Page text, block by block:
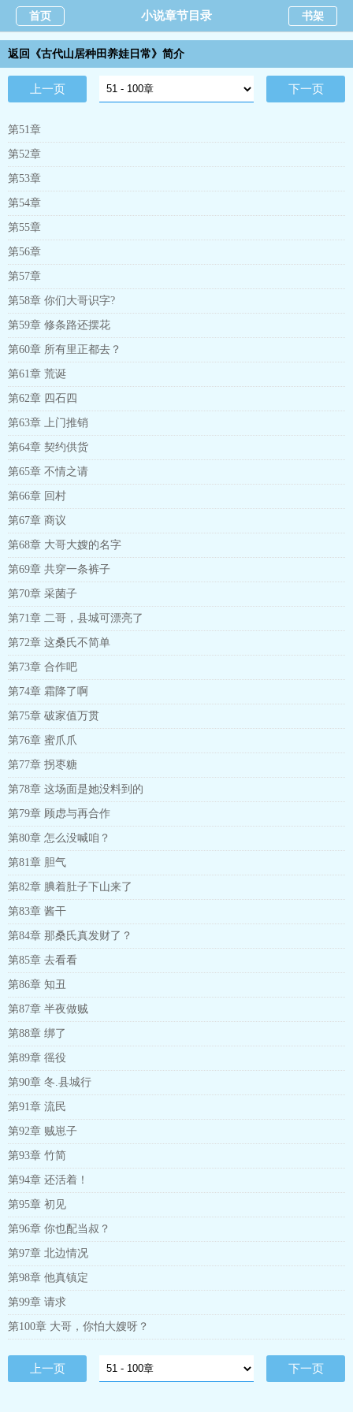
首页 小说章节目录 书架
返回《古代山居种田养娃日常》简介
上一页 下一页
第51章
第52章
第53章
第54章
第55章
第56章
第57章
第58章 你们大哥识字?
第59章 修条路还摆花
第60章 所有里正都去？
第61章 荒诞
第62章 四石四
第63章 上门推销
第64章 契约供货
第65章 不情之请
第66章 回村
第67章 商议
第68章 大哥大嫂的名字
第69章 共穿一条裤子
第70章 采菌子
第71章 二哥，县城可漂亮了
第72章 这桑氏不简单
第73章 合作吧
第74章 霜降了啊
第75章 破家值万贯
第76章 蜜爪爪
第77章 拐枣糖
第78章 这场面是她没料到的
第79章 顾虑与再合作
第80章 怎么没喊咱？
第81章 胆气
第82章 腆着肚子下山来了
第83章 酱干
第84章 那桑氏真发财了？
第85章 去看看
第86章 知丑
第87章 半夜做贼
第88章 绑了
第89章 徭役
第90章 冬.县城行
第91章 流民
第92章 贼崽子
第93章 竹简
第94章 还活着！
第95章 初见
第96章 你也配当叔？
第97章 北边情况
第98章 他真镇定
第99章 请求
第100章 大哥，你怕大嫂呀？
上一页 下一页